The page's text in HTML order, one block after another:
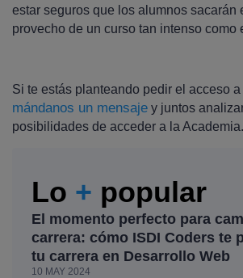
estar seguros que los alumnos sacarán
provecho de un curso tan intenso como
Si te estás planteando pedir el acceso
mándanos un mensaje y juntos
posibilidades de acceder a la Academia.
Lo + popular
El momento perfecto para
carrera: cómo ISDI Coders te
tu carrera en Desarrollo Web
10 MAY 2024